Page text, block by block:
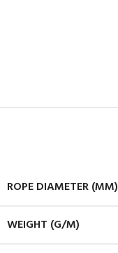
ROPE DIAMETER (MM)
WEIGHT (G/M)